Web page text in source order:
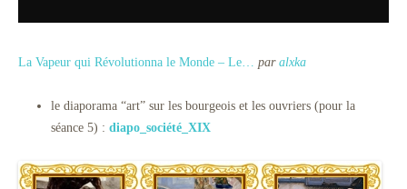
La Vapeur qui Révolutionna le Monde – Le… par alxka
le diaporama “art” sur les bourgeois et les ouvriers (pour la
séance 5) : diapo_société_XIX